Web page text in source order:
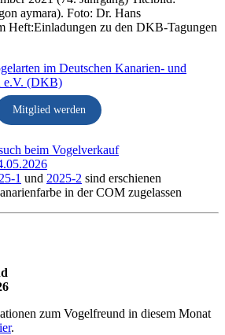
aymara). Foto: Dr. Hans
Heft:Einladungen zu den DKB-Tagungen
Mitglied werden
beim Vogelverkauf
1 und 2025-2 sind erschienen
in der COM zugelassen
zum Vogelfreund in diesem Monat
.